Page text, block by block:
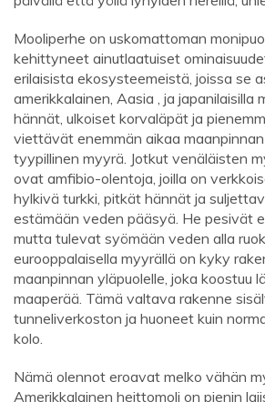
Mooliperhe on uskomattoman
kehittyneet ainutlaatuiset
erilaisista ekosysteemeistä, joissa se
amerikkalainen, Aasia , ja japanilaisilla
hännät, ulkoiset korvaläpät ja
viettävät enemmän aikaa
tyypillinen myyrä. Jotkut venäläisten
ovat amfibio-olentoja, joilla on
hylkivä turkki, pitkät hännät ja
estämään veden pääsyä. He pesivät
mutta tulevat syömään veden alla
eurooppalaisella myyrällä on kyky
maanpinnan yläpuolelle, joka koostuu
maaperää. Tämä valtava rakenne
tunneliverkoston ja huoneet kuin
kolo.
Nämä olennot eroavat melko vähän
Amerikkalainen heittomoli on pienin